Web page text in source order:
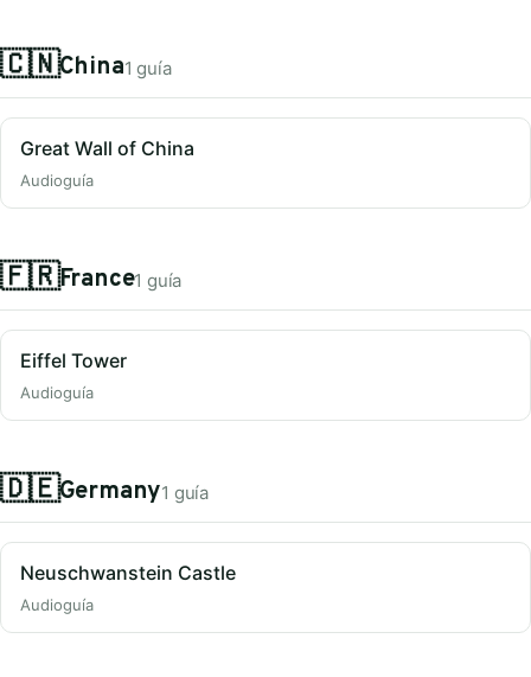
🇨🇳China1 guía
Great Wall of China
Audioguía
🇫🇷France1 guía
Eiffel Tower
Audioguía
🇩🇪Germany1 guía
Neuschwanstein Castle
Audioguía